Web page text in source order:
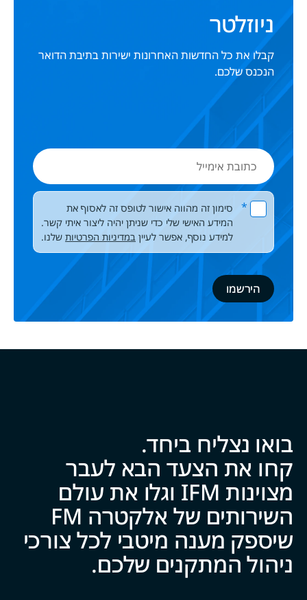
ניוזלטר
קבלו את כל החדשות האחרונות ישירות בתיבת הדואר
הנכנס שלכם.
כתובת
אימייל
Please leave this field empty.
*
סימון זה מהווה אישור לטופס זה לאסוף את
המידע האישי שלי כדי שניתן יהיה ליצור איתי קשר.
למידע נוסף, אפשר לעיין במדיניות הפרטיות שלנו.
בואו נצליח ביח‍‍ד.
קחו את הצעד הבא לעבר
מצוינות IFM וגלו את עולם
השירותים של אלקטרה FM
שיספק מענה מיטבי לכל צ‍‍ו‍‍רכי
ניהול המתקנים של‍‍כם.